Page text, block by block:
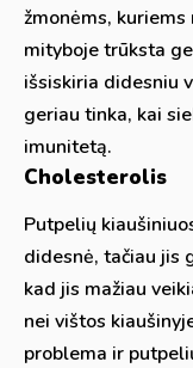
žmonėms,
mityboje trūksta
išsiskiria didesniu
geriau tinka, kai
imunitetą.
Cholesterolis
Putpelių
didesnė, tačiau jis
kad jis mažiau
nei vištos
problema ir